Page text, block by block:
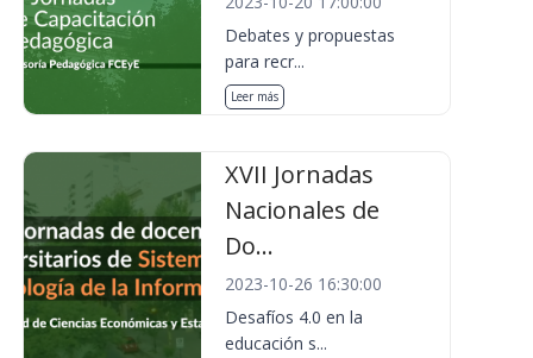
Debates y propuestas
para recr...
Leer más
XVII Jornadas
Nacionales de
Do...
2023-10-26 16:30:00
Desafíos 4.0 en la
educación s...